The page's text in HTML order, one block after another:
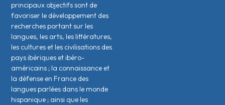
principaux objectifs sont de
favoriser le développement des
recherches portant sur les
langues, les arts, les littératures,
les cultures et les civilisations des
pays ibériques et ibéro-
américains ; la connaissance et
la défense en France des
langues parlées dans le monde
hispanique ; ainsi que les